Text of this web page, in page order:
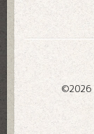
©2026